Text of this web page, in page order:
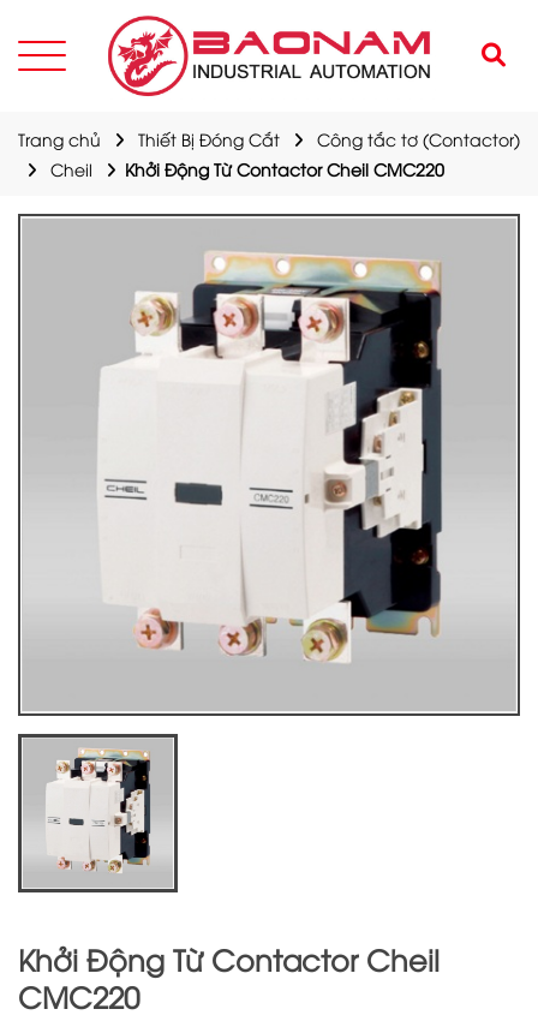
Trang chủ Thiết Bị Đóng Cắt
Công tắc tơ (Contactor)
Cheil
Khởi Động Từ Contactor Cheil CMC220
Khởi Động Từ Contactor Cheil
CMC220